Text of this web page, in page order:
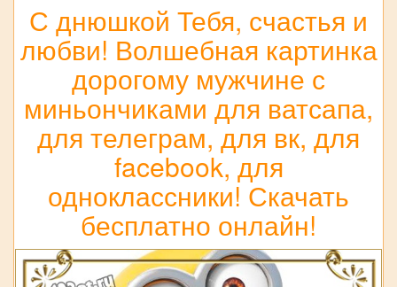
С днюшкой Тебя, счастья и
любви! Волшебная картинка
дорогому мужчине с
миньончиками для ватсапа,
для телеграм, для вк, для
facebook, для
одноклассники! Скачать
бесплатно онлайн!